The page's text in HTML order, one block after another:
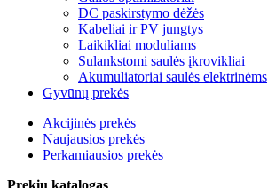
DC paskirstymo dėžės
Kabeliai ir PV jungtys
Laikikliai moduliams
Sulankstomi saulės įkrovikliai
Akumuliatoriai saulės elektrinėms
Gyvūnų prekės
Akcijinės prekės
Naujausios prekės
Perkamiausios prekės
Prekių katalogas